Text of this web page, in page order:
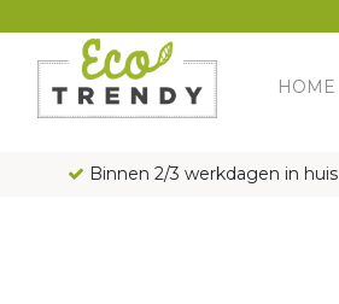
Main Navigation
HOME
Binnen 2/3 werkdagen in huis